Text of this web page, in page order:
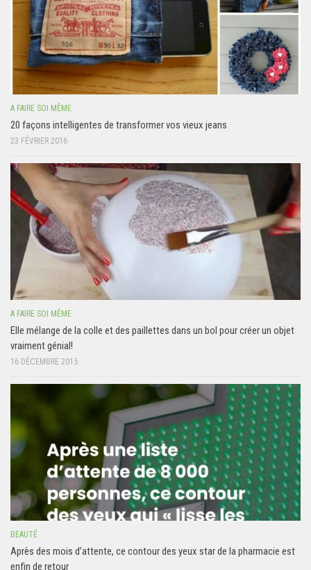
A FAIRE SOI MÊME
20 façons intelligentes de transformer vos vieux jeans
23 FÉVRIER 2016
A FAIRE SOI MÊME
Elle mélange de la colle et des paillettes dans un bol pour créer un objet
vraiment génial!
16 DÉCEMBRE 2015
BEAUTÉ
Après des mois d’attente, ce contour des yeux star de la pharmacie est
enfin de retour